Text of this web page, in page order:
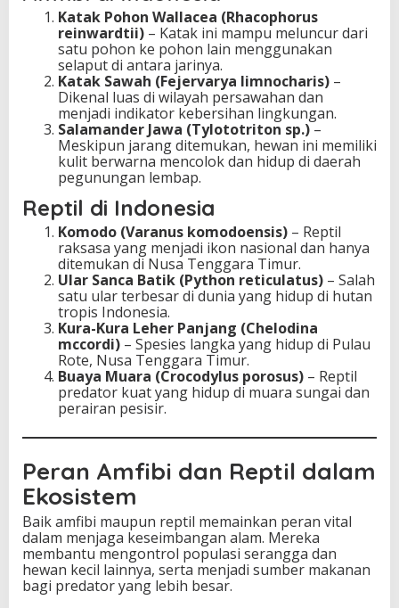
Katak Pohon Wallacea (Rhacophorus
reinwardtii) – Katak ini mampu meluncur dari
satu pohon ke pohon lain menggunakan
selaput di antara jarinya.
Katak Sawah (Fejervarya limnocharis) –
Dikenal luas di wilayah persawahan dan
menjadi indikator kebersihan lingkungan.
Salamander Jawa (Tylototriton sp.) –
Meskipun jarang ditemukan, hewan ini memiliki
kulit berwarna mencolok dan hidup di daerah
pegunungan lembap.
Reptil di Indonesia
Komodo (Varanus komodoensis) – Reptil
raksasa yang menjadi ikon nasional dan hanya
ditemukan di Nusa Tenggara Timur.
Ular Sanca Batik (Python reticulatus) – Salah
satu ular terbesar di dunia yang hidup di hutan
tropis Indonesia.
Kura-Kura Leher Panjang (Chelodina
mccordi) – Spesies langka yang hidup di Pulau
Rote, Nusa Tenggara Timur.
Buaya Muara (Crocodylus porosus) – Reptil
predator kuat yang hidup di muara sungai dan
perairan pesisir.
Peran Amfibi dan Reptil dalam
Ekosistem
Baik amfibi maupun reptil memainkan peran vital
dalam menjaga keseimbangan alam. Mereka
membantu mengontrol populasi serangga dan
hewan kecil lainnya, serta menjadi sumber makanan
bagi predator yang lebih besar.